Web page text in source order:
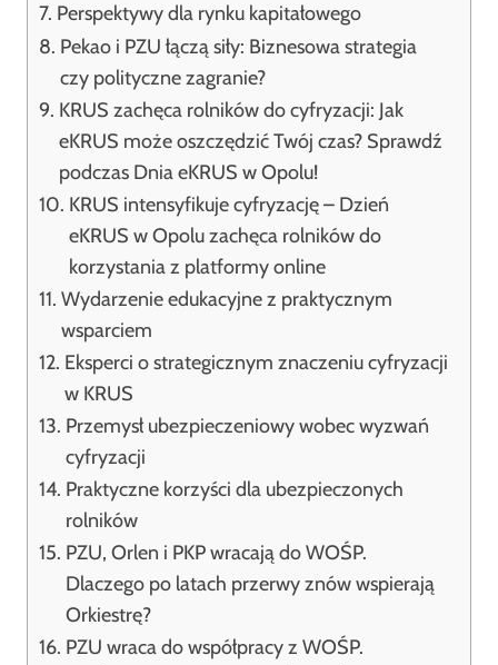
Perspektywy dla rynku kapitałowego
Pekao i PZU łączą siły: Biznesowa strategia
czy polityczne zagranie?
KRUS zachęca rolników do cyfryzacji: Jak
eKRUS może oszczędzić Twój czas? Sprawdź
podczas Dnia eKRUS w Opolu!
KRUS intensyfikuje cyfryzację – Dzień
eKRUS w Opolu zachęca rolników do
korzystania z platformy online
Wydarzenie edukacyjne z praktycznym
wsparciem
Eksperci o strategicznym znaczeniu cyfryzacji
w KRUS
Przemysł ubezpieczeniowy wobec wyzwań
cyfryzacji
Praktyczne korzyści dla ubezpieczonych
rolników
PZU, Orlen i PKP wracają do WOŚP.
Dlaczego po latach przerwy znów wspierają
Orkiestrę?
PZU wraca do współpracy z WOŚP.